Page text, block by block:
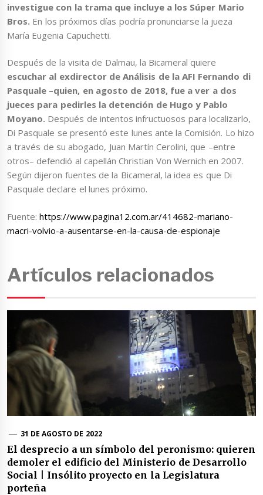
investigue con la trama que incluye a los Súper Mario
Bros. En los próximos días podría pronunciarse la jueza
María Eugenia Capuchetti.
Después de la visita de Dalmau, la Bicameral quiere
escuchar al exdirector de Análisis de la AFI Fernando di
Pasquale –quien, en agosto de 2018, fue a ver a dos
jueces para pedirles la detención de Hugo y Pablo
Moyano. Después de intentos infructuosos para localizarlo,
Di Pasquale se presentó este lunes ante la Comisión. Lo hizo
a través de su abogado, Juan Martín Cerolini, que –entre
otros– defendió al capellán Christian Von Wernich en 2007.
Según dijeron fuentes de la Bicameral, la idea es que Di
Pasquale declare el lunes próximo.
Fuente:https://www.pagina12.com.ar/414682-mariano-
macri-volvio-a-ausentarse-en-la-causa-de-espionaje
Artículos relacionados
31 DE AGOSTO DE 2022
El desprecio a un símbolo del peronismo: quieren
demoler el edificio del Ministerio de Desarrollo
Social | Insólito proyecto en la Legislatura
porteña